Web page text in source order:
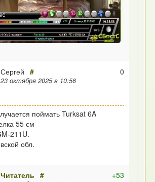
0
Сергей #
23 октября 2025 в 10:56
поймать Turksat 6A
55 см
211U.
обл.
+53
Читатель #